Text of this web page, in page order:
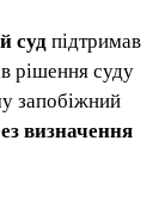
суд підтримав
рішення суду
запобіжний
визначення